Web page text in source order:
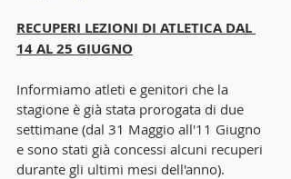
RECUPERI LEZIONI DI ATLETICA DAL
14 AL 25 GIUGNO
Informiamo atleti e genitori che la
stagione è già stata prorogata di due
settimane (dal 31 Maggio all'11 Giugno
e sono stati già concessi alcuni recuperi
durante gli ultimi mesi dell'anno).